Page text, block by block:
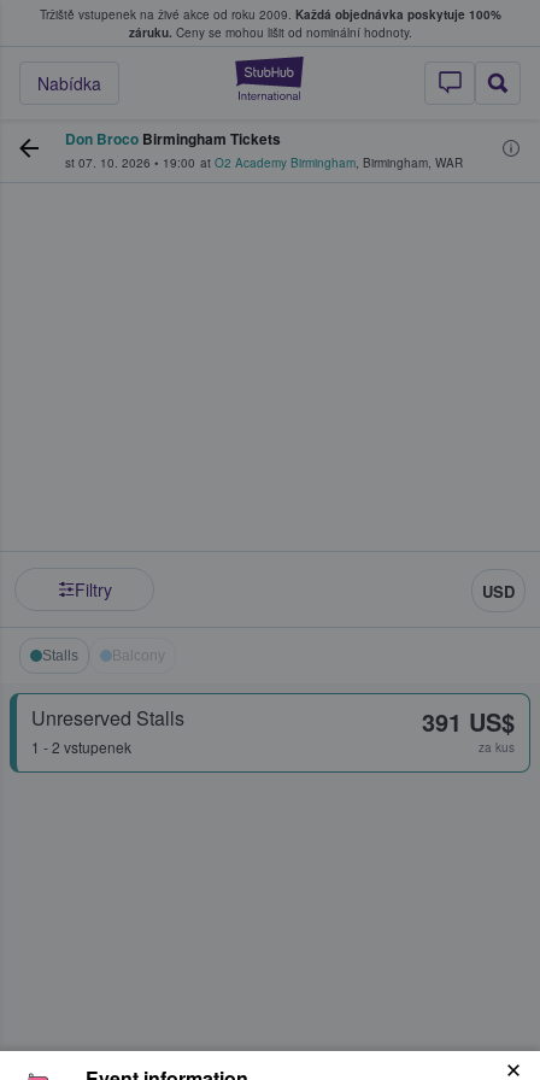
Tržiště vstupenek na živé akce od roku 2009. Každá objednávka poskytuje 100%
záruku. Ceny se mohou lišit od nominální hodnoty.
StubHub –
Nabídka
kde fanoušci kupují a prodávají vstupenky
Don Broco Birmingham Tickets
st 07. 10. 2026 • 19:00 at O2 Academy Birmingham, Birmingham, WAR
Filtry USD
Stalls Balcony
Unreserved Stalls
1 - 2 vstupenek
391 US$
za kus